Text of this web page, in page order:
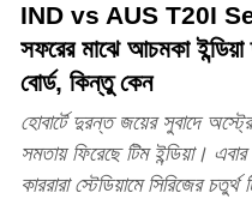
IND vs AUS T20I
সফরের মাঝে আচমকা ইন্ডিয়া
বোর্ড, কিন্তু কেন
হোবার্টে দুরন্ত জয়ের সুবাদে
সমতায় ফিরেছে টিম ইন্ডিয়া।
কাররারা স্টেডিয়ামে সিরিজের